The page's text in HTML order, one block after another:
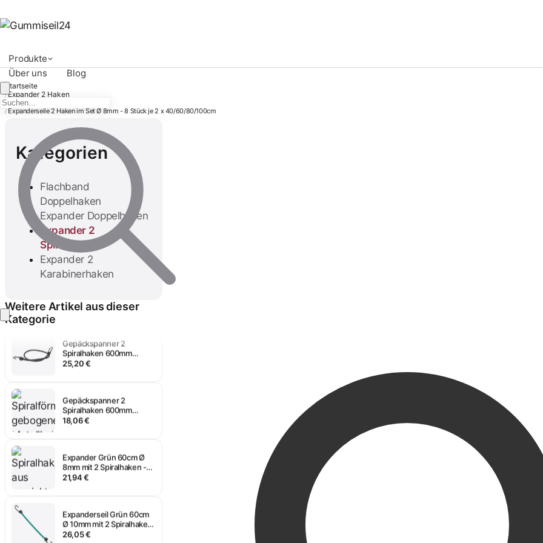
Produkte
Über uns
Blog
Anmelden
Startseite
/ Expander 2 Haken
/ Expander 2 Spiralhaken
/ Expanderseile 2 Haken im Set Ø 8mm - 8 Stück je 2 x 40/60/80/100cm
Kategorien
Flachband
Doppelhaken
Expander Doppelhaken
Expander 2
Spiralhaken
Expander 2
Karabinerhaken
Weitere Artikel aus dieser
Kategorie
Expander 2 Spiralhaken
Spiralhaken 600mm
schwarz 10mm - 10 Stück
25,20 €
Spiralhaken 600mm
schwarz 8mm - 10 Stück
18,06 €
8mm mit 2 Spiralhaken -
10 Stück
21,94 €
Ø 10mm mit 2 Spiralhaken
- 10 Stück
26,05 €